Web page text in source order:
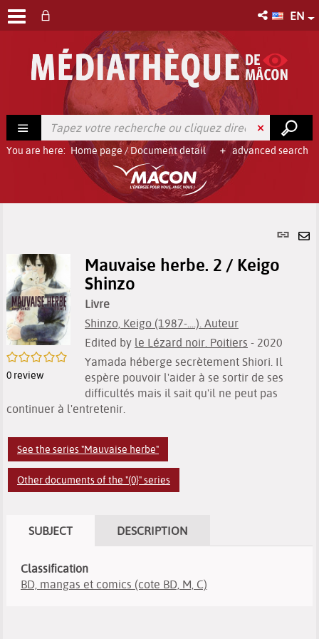
EN
advanced search
You are here: Home page/Document detail
link
/5
0 review
Mauvaise herbe. 2 / Keigo
Shinzo
Livre
Shinzo, Keigo (1987-....). Auteur
Edited by le Lézard noir. Poitiers - 2020
Yamada héberge secrètement Shiori. Il
espère pouvoir l'aider à se sortir de ses
difficultés mais il sait qu'il ne peut pas
continuer à l'entretenir.
See the series "Mauvaise herbe"
Other documents of the "(0}" series
SUBJECT DESCRIPTION
Classification
BD, mangas et comics (cote BD, M, C)